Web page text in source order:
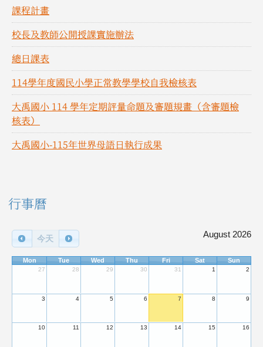
課程計畫
校長及教師公開授課實施辦法
總日課表
114學年度國民小學正常教學學校自我檢核表
大禹國小 114 學年定期評量命題及審題規畫（含審題檢
核表）
大禹國小-115年世界母語日執行成果
右邊區域內容
行事曆
今天 August 2026
Mon Tue Wed Thu Fri Sat Sun
27 28 29 30 31 1 2
3 4 5 6 7 8 9
10 11 12 13 14 15 16